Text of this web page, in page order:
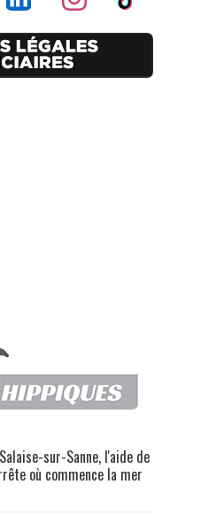
sur-Sanne, l'aide de
où commence la mer